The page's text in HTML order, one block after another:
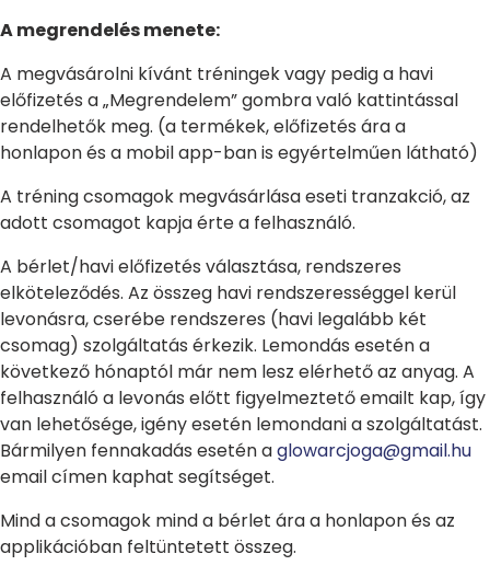
A megrendelés menete:
A megvásárolni kívánt tréningek vagy pedig a havi
előfizetés a „Megrendelem” gombra való kattintással
rendelhetők meg. (a termékek, előfizetés ára a
honlapon és a mobil app-ban is egyértelműen látható)
A tréning csomagok megvásárlása eseti tranzakció, az
adott csomagot kapja érte a felhasználó.
A bérlet/havi előfizetés választása, rendszeres
elköteleződés. Az összeg havi rendszerességgel kerül
levonásra, cserébe rendszeres (havi legalább két
csomag) szolgáltatás érkezik. Lemondás esetén a
következő hónaptól már nem lesz elérhető az anyag. A
felhasználó a levonás előtt figyelmeztető emailt kap, így
van lehetősége, igény esetén lemondani a szolgáltatást.
Bármilyen fennakadás esetén aglowarcjoga@gmail.hu
email címen kaphat segítséget.
Mind a csomagok mind a bérlet ára a honlapon és az
applikációban feltüntetett összeg.